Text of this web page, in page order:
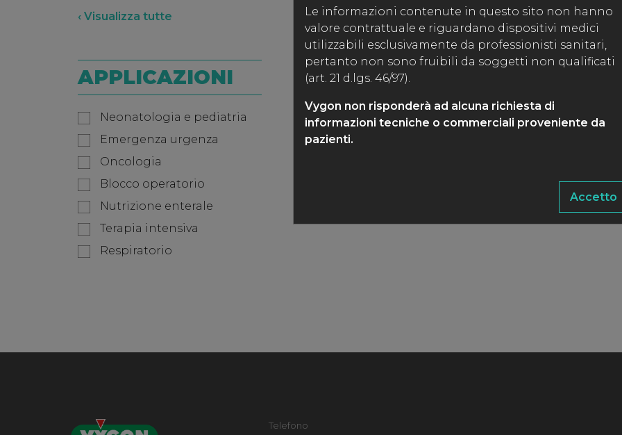
Le informazioni contenute in questo sito non hanno
valore contrattuale e riguardano dispositivi medici
utilizzabili esclusivamente da professionisti sanitari,
pertanto non sono fruibili da soggetti non qualificati
(art. 21 d.lgs. 46/97).
Vygon non risponderà ad alcuna richiesta di
informazioni tecniche o commerciali proveniente da
pazienti.
Accetto
‹ Visualizza tutte
APPLICAZIONI
Neonatologia e pediatria
Emergenza urgenza
Oncologia
Blocco operatorio
Nutrizione enterale
Terapia intensiva
Respiratorio
Telefono